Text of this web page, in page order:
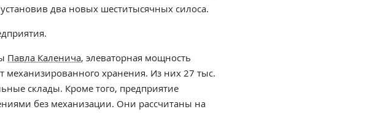
два новых шеститысячных силоса.
Павла Каленича, элеваторная мощность
механизированного хранения. Из них 27 тыс.
склады. Кроме того, предприятие
без механизации. Они рассчитаны на